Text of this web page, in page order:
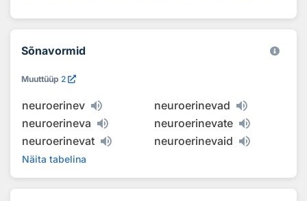
Sõnavormid
Muuttüüp 2
neuroerinev
neuroerinevad
neuroerineva
neuroerinevate
neuroerinevat
neuroerinevaid
Näita tabelina